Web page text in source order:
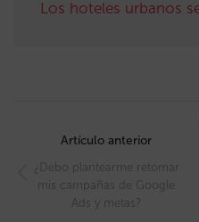
Los hoteles urbanos
navigation
Artículo anterior
¿Debo plantearme retomar
mis campañas de Google
Ads y metas?